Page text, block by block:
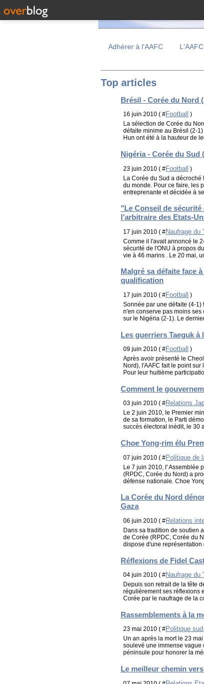
Adhérer à l'AAFC
Top articles
Brésil - Corée du Nord
16 juin 2010 ( #Football )
La sélection de Corée du
défaite minime au Brésil (2-
Hun ont été à la hauteur de
Nigéria - Corée du Sud
23 juin 2010 ( #Football )
La Corée du Sud a
du monde. Pour ce faire, les
entreprenante et décidée à se
"Le Conseil de sécurité
l’arbitraire des Etats-
17 juin 2010 ( #Naufrage du
Comme il l'avait annoncé le
sécurité de l'ONU à propos
vie à 46 marins . Le 20 mai,
Malgré sa défaite face
qualification
17 juin 2010 ( #Football )
Sonnée par une défaite (4-
n'en conserve pas moins
sur le Nigéria (2-1). Le
Les guerriers Taeguk à
09 juin 2010 ( #Football )
Après avoir présenté le
Nord), l'AAFC fait le point
Pour leur huitième
Comment le
03 juin 2010 ( #Relations
Le 2 juin 2010, le Premier
de sa formation, le Parti
succès électoral inédit, le 30
Choe Yong-rim élu
07 juin 2010 ( #Politique de
Le 7 juin 2010, l' Assemblée
(RPDC, Corée du Nord) a
défense nationale. Choe
La Corée du Nord
Gaza
06 juin 2010 ( #Relations
Dans sa tradition de soutien
de Corée (RPDC, Corée du
dispose d'une
Réflexions de Fidel
04 juin 2010 ( #Naufrage du
Depuis son retrait de la tête
régulièrement ses réflexions
Corée par le naufrage de la
Rassemblements à la
23 mai 2010 ( #Politique
Un an après la mort le 23
soulevé une immense vague
péninsule pour honorer la
Le meilleur chemin